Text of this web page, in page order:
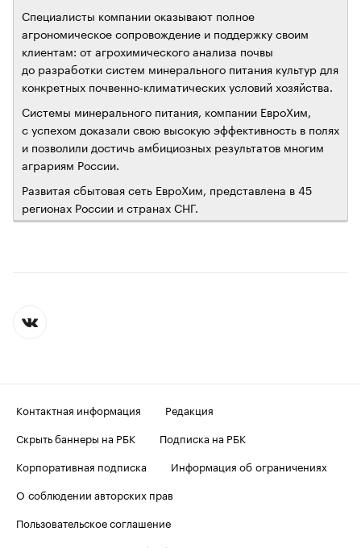
Специалисты компании оказывают полное
агрономическое сопровождение и поддержку своим
клиентам: от агрохимического анализа почвы
до разработки систем минерального питания культур для
конкретных почвенно-климатических условий хозяйства.
Системы минерального питания, компании ЕвроХим,
с успехом доказали свою высокую эффективность в полях
и позволили достичь амбициозных результатов многим
аграриям России.
Развитая сбытовая сеть ЕвроХим, представлена в 45
регионах России и странах СНГ.
Контактная информация
Редакция
Скрыть баннеры на РБК
Подписка на РБК
Корпоративная подписка
Информация об ограничениях
О соблюдении авторских прав
Пользовательское соглашение